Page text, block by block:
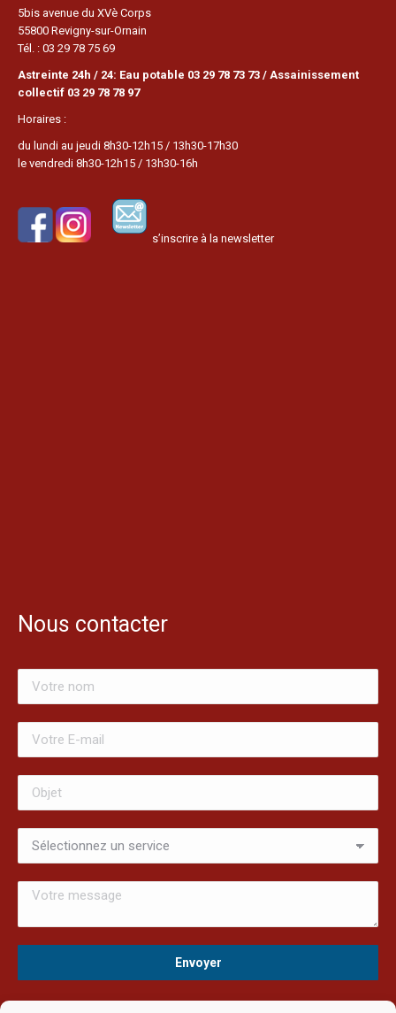
5bis avenue du XVè Corps
55800 Revigny-sur-Ornain
Tél. : 03 29 78 75 69
Astreinte 24h / 24: Eau potable 03 29 78 73 73 / Assainissement
collectif 03 29 78 78 97
Horaires :
du lundi au jeudi 8h30-12h15 / 13h30-17h30
le vendredi 8h30-12h15 / 13h30-16h
s’inscrire à la newsletter
Nous contacter